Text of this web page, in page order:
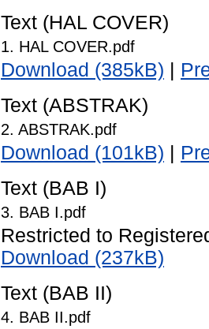
Text (HAL COVER)
1. HAL COVER.pdf
Download (385kB)
Text (ABSTRAK)
2. ABSTRAK.pdf
Download (101kB)
Text (BAB I)
3. BAB I.pdf
Restricted to
Download (237kB)
Text (BAB II)
4. BAB II.pdf